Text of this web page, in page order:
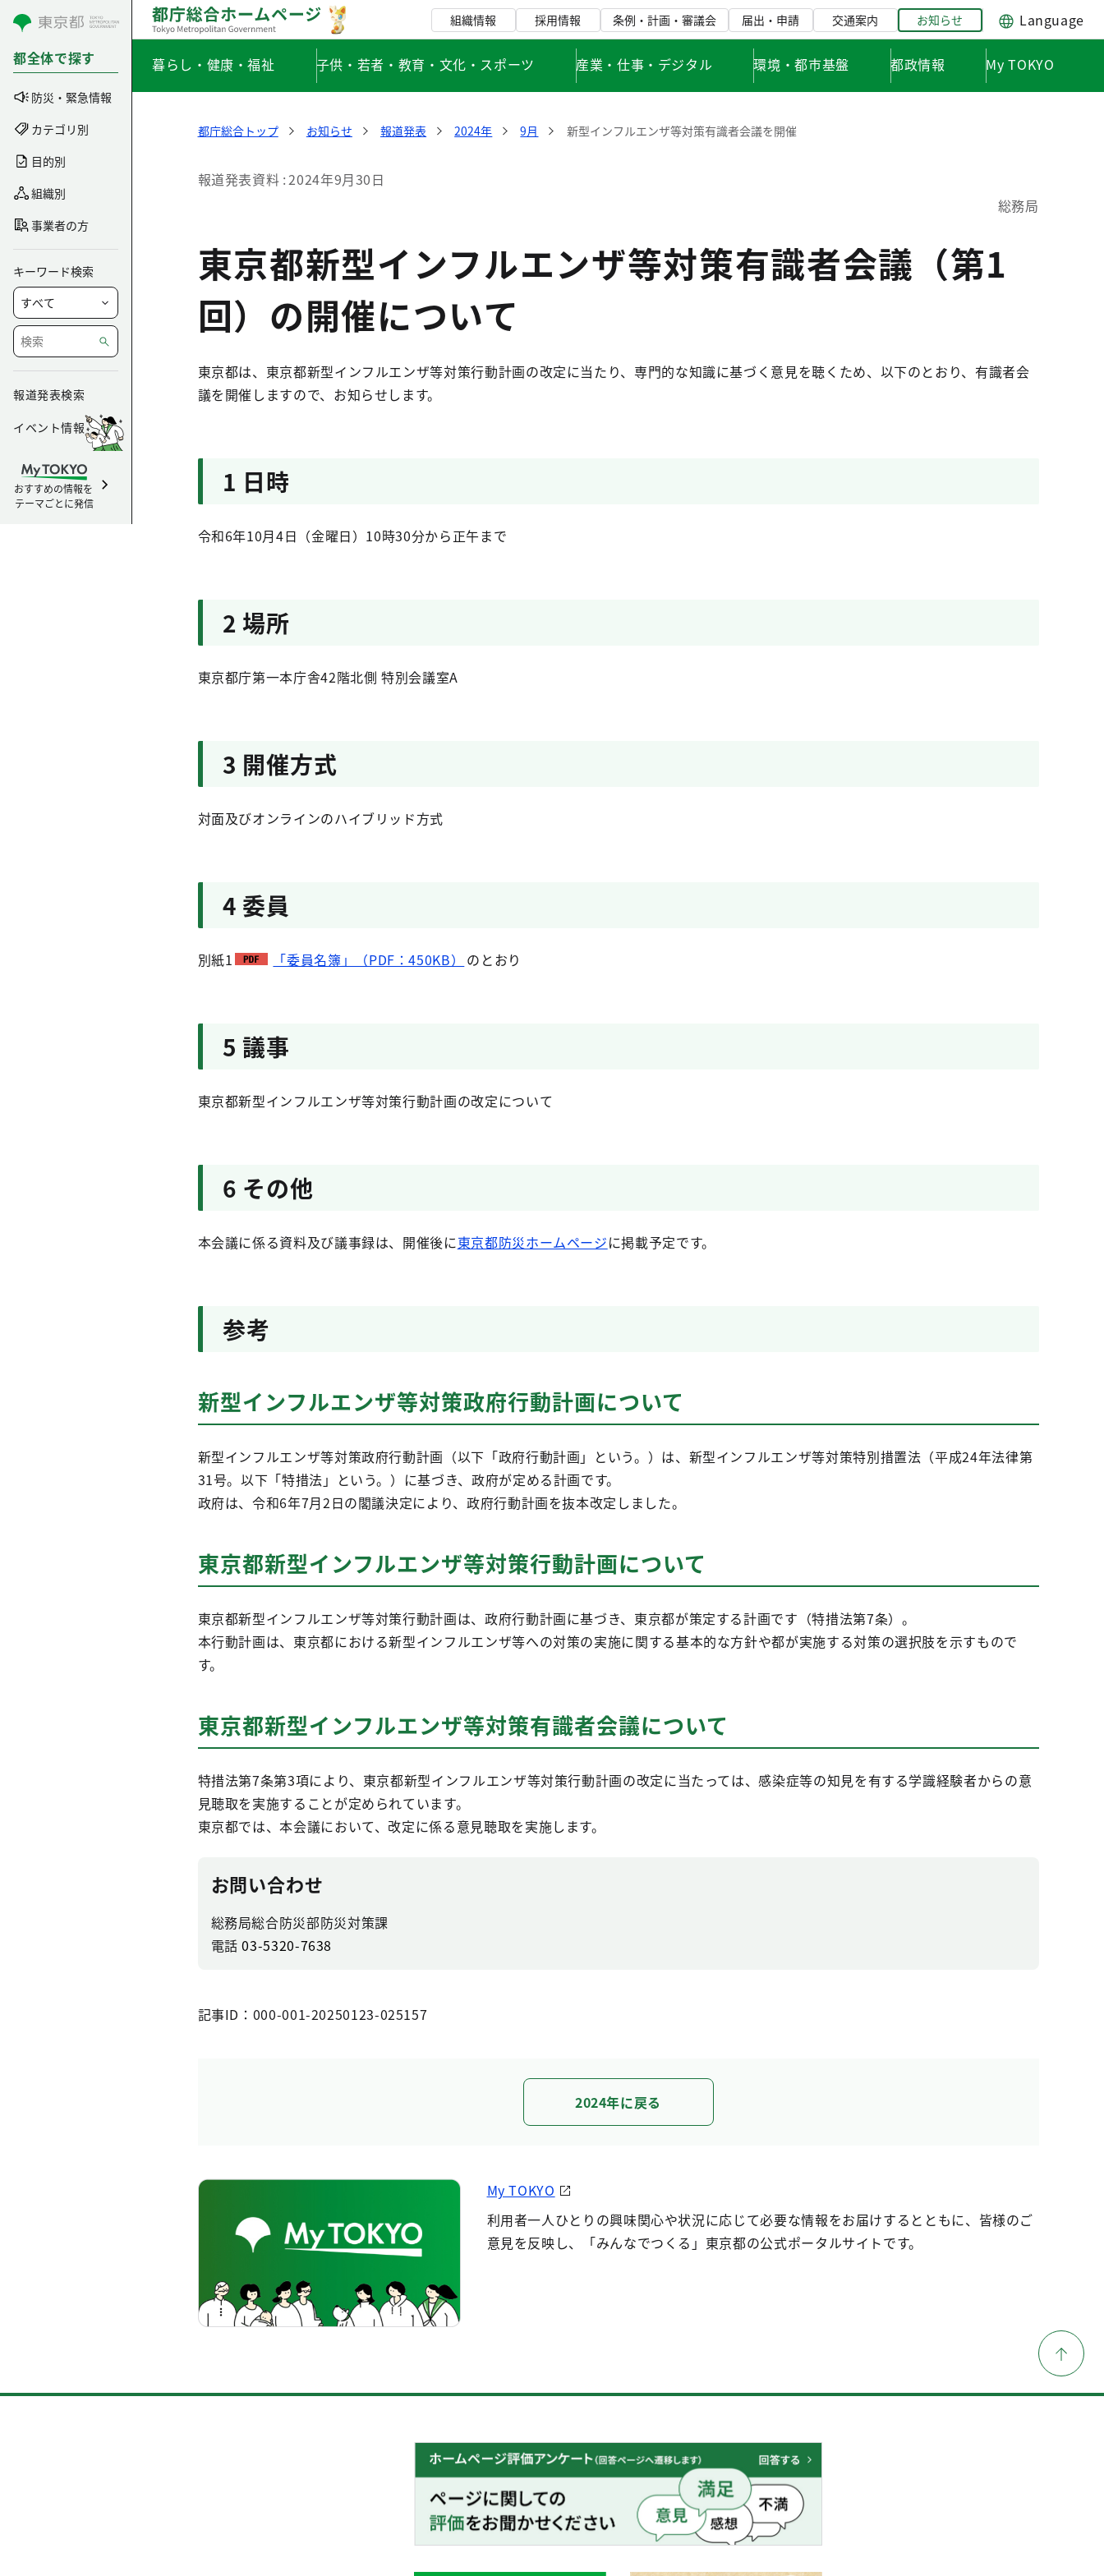
コンテンツにスキップ
都全体で探す
防災・緊急情報
カテゴリ別
目的別
組織別
事業者の方
キーワード検索
報道発表検索
イベント情報
おすすめの情報を
テーマごとに発信
組織情報 採用情報 条例・計画・審議会 届出・申請 交通案内 お知らせ Language
暮らし・健康・福祉 子供・若者・教育・文化・スポーツ 産業・仕事・デジタル 環境・都市基盤 都政情報 My TOKYO
都庁総合トップ お知らせ 報道発表 2024年 9月 新型インフルエンザ等対策有識者会議を開催
報道発表資料 2024年9月30日
総務局
東京都新型インフルエンザ等対策有識者会議（第1
回）の開催について
東京都は、東京都新型インフルエンザ等対策行動計画の改定に当たり、専門的な知識に基づく意見を聴くため、以下のとおり、有識者会
議を開催しますので、お知らせします。
1 日時
令和6年10月4日（金曜日）10時30分から正午まで
2 場所
東京都庁第一本庁舎42階北側 特別会議室A
3 開催方式
対面及びオンラインのハイブリッド方式
4 委員
別紙1 「委員名簿」（PDF：450KB） のとおり
5 議事
東京都新型インフルエンザ等対策行動計画の改定について
6 その他
本会議に係る資料及び議事録は、開催後に東京都防災ホームページに掲載予定です。
参考
新型インフルエンザ等対策政府行動計画について
新型インフルエンザ等対策政府行動計画（以下「政府行動計画」という。）は、新型インフルエンザ等対策特別措置法（平成24年法律第
31号。以下「特措法」という。）に基づき、政府が定める計画です。
政府は、令和6年7月2日の閣議決定により、政府行動計画を抜本改定しました。
東京都新型インフルエンザ等対策行動計画について
東京都新型インフルエンザ等対策行動計画は、政府行動計画に基づき、東京都が策定する計画です（特措法第7条）。
本行動計画は、東京都における新型インフルエンザ等への対策の実施に関する基本的な方針や都が実施する対策の選択肢を示すもので
す。
東京都新型インフルエンザ等対策有識者会議について
特措法第7条第3項により、東京都新型インフルエンザ等対策行動計画の改定に当たっては、感染症等の知見を有する学識経験者からの意
見聴取を実施することが定められています。
東京都では、本会議において、改定に係る意見聴取を実施します。
お問い合わせ
総務局総合防災部防災対策課
電話03-5320-7638
記事ID：000-001-20250123-025157
2024年に戻る
My TOKYO
利用者一人ひとりの興味関心や状況に応じて必要な情報をお届けするとともに、皆様のご
意見を反映し、「みんなでつくる」東京都の公式ポータルサイトです。